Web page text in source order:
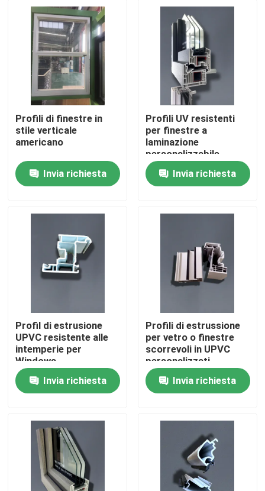
Casa
Prodotti
Circa noi
Controllo di qualità
Contattici
Profili della porta di UPVC
Profili della finestra di UPVC
Profili di finestre in
stile verticale
americano
Invia richiesta
Profili UV resistenti
per finestre a
laminazione
personalizzabile
Invia richiesta
Profil di estrusione
UPVC resistente alle
intemperie per
Windows
Invia richiesta
Profili di estrussione
per vetro o finestre
scorrevoli in UPVC
personalizzati
Invia richiesta